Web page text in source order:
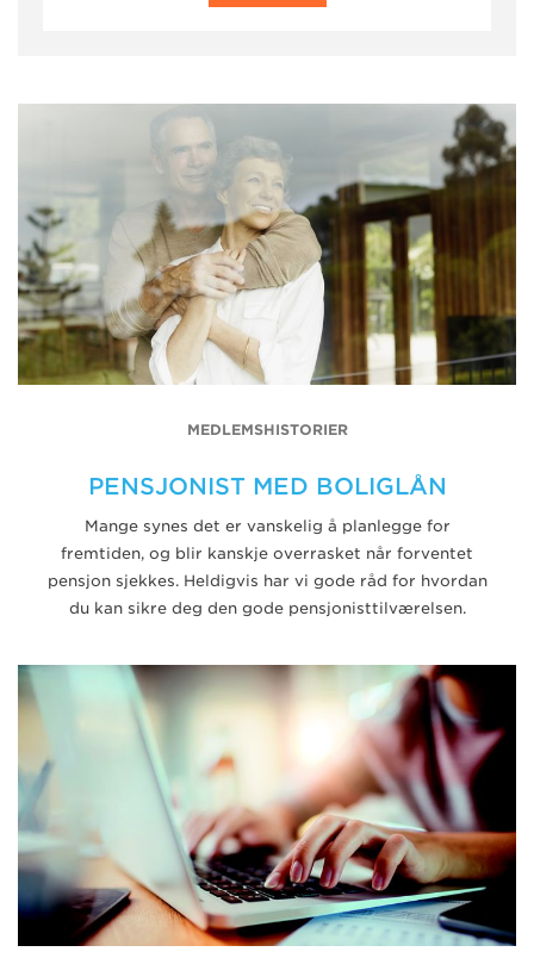
MEDLEMSHISTORIER
PENSJONIST MED BOLIGLÅN
Mange synes det er vanskelig å planlegge for
fremtiden, og blir kanskje overrasket når forventet
pensjon sjekkes. Heldigvis har vi gode råd for hvordan
du kan sikre deg den gode pensjonisttilværelsen.